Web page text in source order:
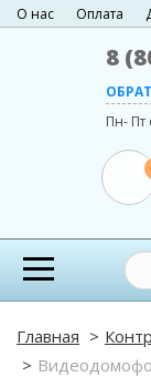
О нас Оплата
8
Пн- Пт
Главная